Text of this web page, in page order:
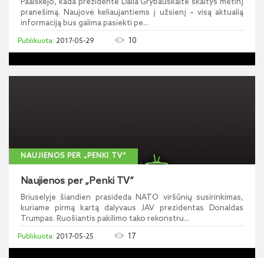
Paaiškėjo, kada prezidentė Dalia Grybauskaitė skaitys metinį
pranešimą. Naujovė keliaujantiems į užsienį – visą aktualią
informaciją bus galima pasiekti pe...
2017-05-29 10
NAUJIENOS PER „PENKI TV“
Naujienos per „Penki TV“
Briuselyje šiandien prasideda NATO viršūnių susirinkimas,
kuriame pirmą kartą dalyvaus JAV prezidentas Donaldas
Trumpas. Ruošiantis pakilimo tako rekonstru...
2017-05-25 17